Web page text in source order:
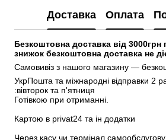
Доставка Оплата
Безкоштовна доставка від 3000грн
знижок безкоштовна доставка не
Самовивіз з нашого магазину —
УкрПошта та міжнародні відправки 2
:вівторок та п'ятниця
Готівкою при отриманні.
Картою в privat24 та ін додатки
Через касу чи термінал